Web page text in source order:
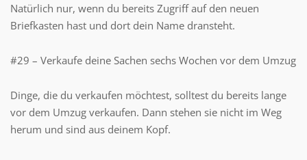
Natürlich nur, wenn du bereits Zugriff auf den neuen
Briefkasten hast und dort dein Name dransteht.
#29 – Verkaufe deine Sachen sechs Wochen vor dem Umzug
Dinge, die du verkaufen möchtest, solltest du bereits lange
vor dem Umzug verkaufen. Dann stehen sie nicht im Weg
herum und sind aus deinem Kopf.